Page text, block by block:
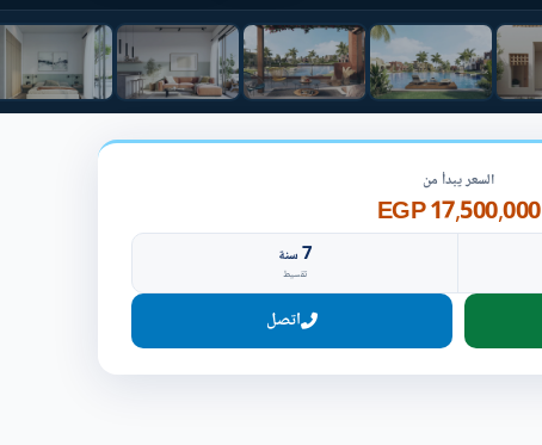
السعر يبدأ من
17,500,000 EGP
7سنة
تقسيط
اتصل